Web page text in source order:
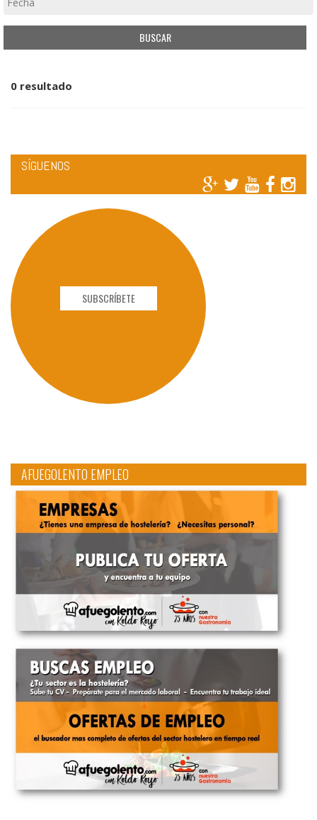
0 resultado
SÍGUENOS
SUBSCRÍBETE
AFUEGOLENTO EMPLEO